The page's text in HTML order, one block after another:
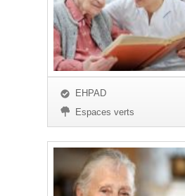
EHPAD
Espaces verts